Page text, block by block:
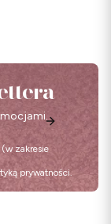
(w zakresie
prywatności.